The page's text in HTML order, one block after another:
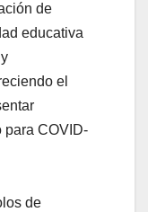
de
educativa
el
para COVID-
de